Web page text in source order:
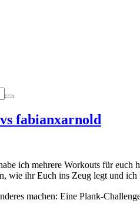
fabianxarnold
ich mehrere Workouts für euch
wie ihr Euch ins Zeug legt und
machen: Eine Plank-